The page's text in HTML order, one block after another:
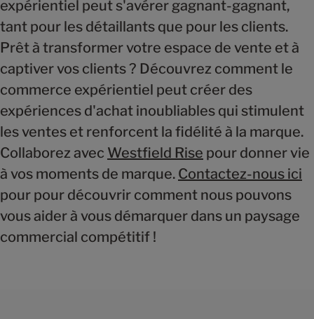
expérientiel peut s'avérer gagnant-gagnant,
tant pour les détaillants que pour les clients.
Prêt à transformer votre espace de vente et à
captiver vos clients ? Découvrez comment le
commerce expérientiel peut créer des
expériences d'achat inoubliables qui stimulent
les ventes et renforcent la fidélité à la marque.
Collaborez avec Westfield Rise pour donner vie
à vos moments de marque. Contactez-nous ici
pour pour découvrir comment nous pouvons
vous aider à vous démarquer dans un paysage
commercial compétitif !